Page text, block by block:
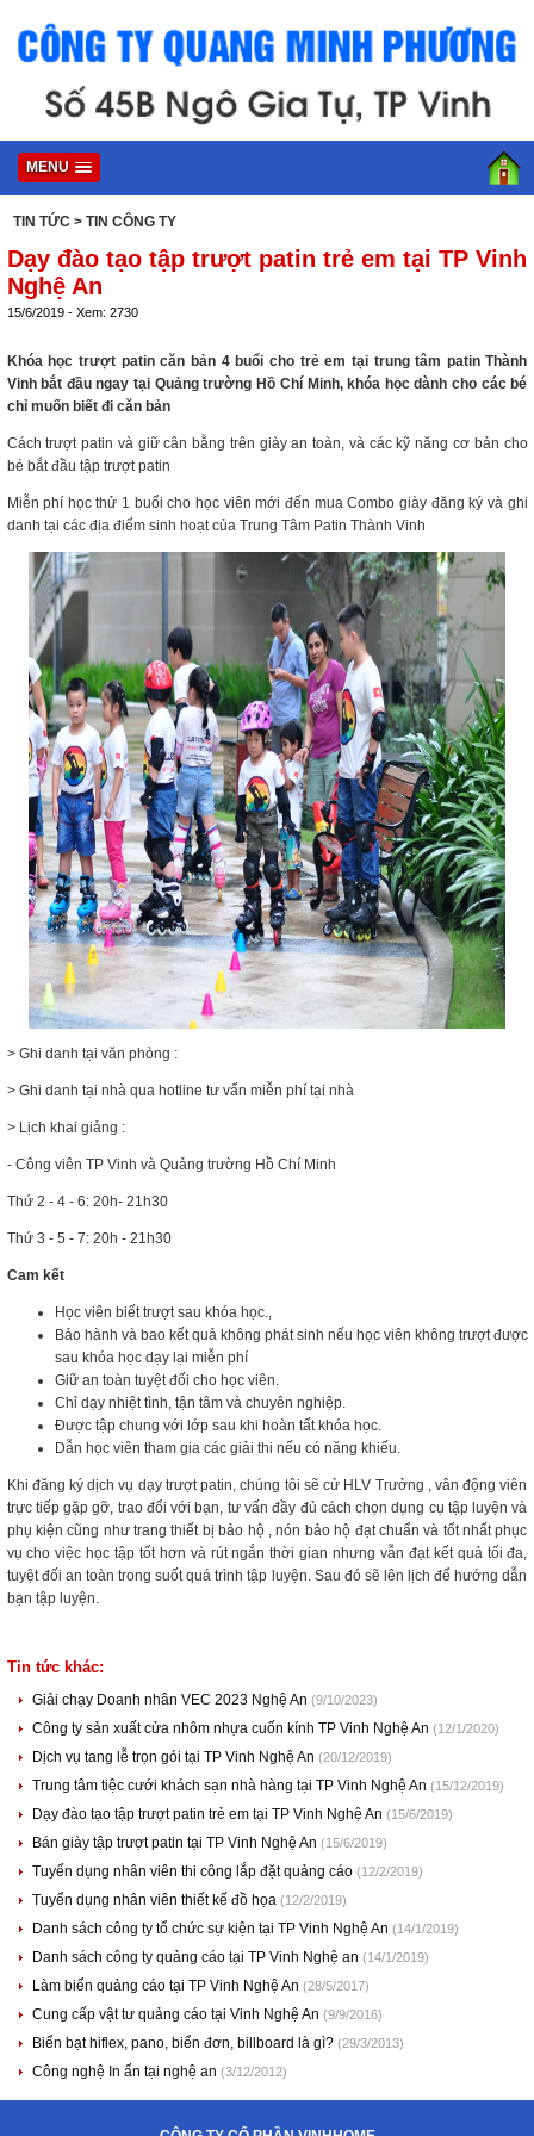
MENU
TIN TỨC > TIN CÔNG TY
Dạy đào tạo tập trượt patin trẻ em tại TP Vinh
Nghệ An
15/6/2019 - Xem: 2730
Khóa học trượt patin căn bản 4 buổi cho trẻ em tại trung tâm patin Thành
Vinh bắt đầu ngay tại Quảng trường Hồ Chí Minh, khóa học dành cho các bé
chỉ muốn biết đi căn bản
Cách trượt patin và giữ cân bằng trên giày an toàn, và các kỹ năng cơ bản cho
bé bắt đầu tập trượt patin
Miễn phí học thử 1 buổi cho học viên mới đến mua Combo giày đăng ký và ghi
danh tại các địa điểm sinh hoạt của Trung Tâm Patin Thành Vinh
> Ghi danh tại văn phòng :
> Ghi danh tại nhà qua hotline tư vấn miễn phí tại nhà
> Lịch khai giảng :
- Công viên TP Vinh và Quảng trường Hồ Chí Minh
Thứ 2 - 4 - 6: 20h- 21h30
Thứ 3 - 5 - 7: 20h - 21h30
Cam kết
Học viên biết trượt sau khóa học.,
Bảo hành và bao kết quả không phát sinh nếu học viên không trượt được
sau khóa học dạy lại miễn phí
Giữ an toàn tuyệt đối cho học viên.
Chỉ dạy nhiệt tình, tận tâm và chuyên nghiệp.
Được tập chung với lớp sau khi hoàn tất khóa học.
Dẫn học viên tham gia các giải thi nếu có năng khiếu.
Khi đăng ký dịch vụ dạy trượt patin, chúng tôi sẽ cử HLV Trưởng , vân động viên
trực tiếp gặp gỡ, trao đổi với bạn, tư vấn đầy đủ cách chọn dụng cụ tập luyện và
phụ kiện cũng như trang thiết bị bảo hộ , nón bảo hộ đạt chuẩn và tốt nhất phục
vụ cho việc học tập tốt hơn và rút ngắn thời gian nhưng vẫn đạt kết quả tối đa,
tuyệt đối an toàn trong suốt quá trình tập luyện. Sau đó sẽ lên lịch để hướng dẫn
bạn tập luyện.
Tin tức khác:
Giải chạy Doanh nhân VEC 2023 Nghệ An (9/10/2023)
Công ty sản xuất cửa nhôm nhựa cuốn kính TP Vinh Nghệ An (12/1/2020)
Dịch vụ tang lễ trọn gói tại TP Vinh Nghệ An (20/12/2019)
Trung tâm tiệc cưới khách sạn nhà hàng tại TP Vinh Nghệ An (15/12/2019)
Dạy đào tạo tập trượt patin trẻ em tại TP Vinh Nghệ An (15/6/2019)
Bán giày tập trượt patin tại TP Vinh Nghệ An (15/6/2019)
Tuyển dụng nhân viên thi công lắp đặt quảng cáo (12/2/2019)
Tuyển dụng nhân viên thiết kế đồ họa (12/2/2019)
Danh sách công ty tổ chức sự kiện tại TP Vinh Nghệ An (14/1/2019)
Danh sách công ty quảng cáo tại TP Vinh Nghệ an (14/1/2019)
Làm biển quảng cáo tại TP Vinh Nghệ An (28/5/2017)
Cung cấp vật tư quảng cáo tại Vinh Nghệ An (9/9/2016)
Biển bạt hiflex, pano, biển đơn, billboard là gì? (29/3/2013)
Công nghệ In ấn tại nghệ an (3/12/2012)